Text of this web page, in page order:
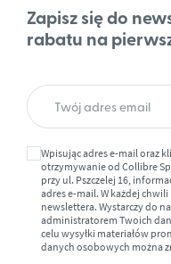
Zapisz się do
rabatu na
Wpisując adres e-mail oraz
otrzymywanie od Collibre
przy ul. Pszczelej 16,
adres e-mail. W każdej
newslettera. Wystarczy do
administratorem Twoich
celu wysyłki materiałów
danych osobowych można